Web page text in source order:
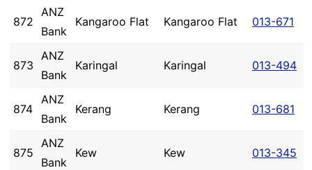
872
ANZ
Bank
Kangaroo Flat Kangaroo Flat 013-671
873
ANZ
Bank
Karingal Karingal 013-494
874
ANZ
Bank
Kerang Kerang 013-681
875
ANZ
Bank
Kew Kew 013-345